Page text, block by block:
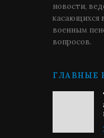
новости,
касающихся
военным
вопросов.
ГЛАВНЫЕ